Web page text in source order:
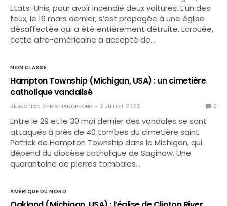
Etats-Unis, pour avoir incendié deux voitures. L’un des
feux, le 19 mars dernier, s’est propagée à une église
désaffectée qui a été entièrement détruite. Ecrouée,
cette afro-américaine a accepté de…
NON CLASSÉ
Hampton Township (Michigan, USA) : un cimetière
catholique vandalisé
RÉDACTION CHRISTIANOPHOBIE 3 JUILLET 2023 0
Entre le 29 et le 30 mai dernier des vandales se sont
attaqués à près de 40 tombes du cimetière saint
Patrick de Hampton Township dans le Michigan, qui
dépend du diocèse catholique de Saginaw. Une
quarantaine de pierres tombales…
AMÉRIQUE DU NORD